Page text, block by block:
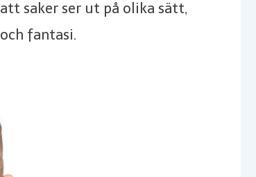
saker ser ut på olika sätt,
fantasi.